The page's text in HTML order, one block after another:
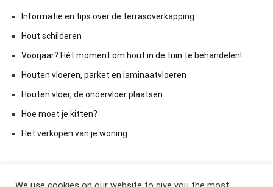
Informatie en tips over de terrasoverkapping
Hout schilderen
Voorjaar? Hét moment om hout in de tuin te behandelen!
Houten vloeren, parket en laminaatvloeren
Houten vloer, de ondervloer plaatsen
Hoe moet je kitten?
Het verkopen van je woning